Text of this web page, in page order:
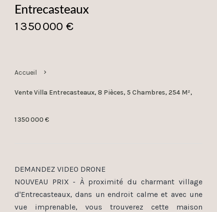
Entrecasteaux
1 350 000 €
Accueil
Vente Villa Entrecasteaux, 8 Pièces, 5 Chambres, 254 M²,
1 350 000 €
DEMANDEZ VIDEO DRONE
NOUVEAU PRIX - À proximité du charmant village
d'Entrecasteaux, dans un endroit calme et avec une
vue imprenable, vous trouverez cette maison